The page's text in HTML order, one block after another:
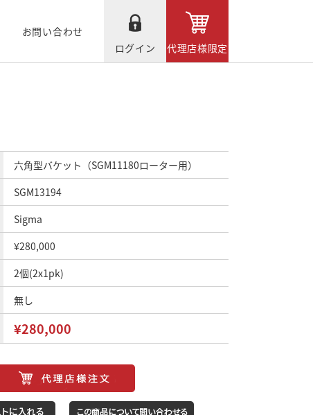
お問い合わせ
ログイン
代理店様限定
六角型バケット（SGM11180ローター用）
SGM13194
Sigma
¥280,000
2個(2x1pk)
無し
¥280,000